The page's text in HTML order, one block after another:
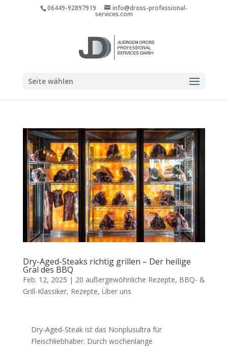
06449-92897919 info@dross-professional-
services.com
Seite wählen
Dry-Aged-Steaks richtig grillen – Der heilige
Gral des BBQ
Feb. 12, 2025 | 20 außergewöhnliche Rezepte, BBQ- &
Grill-Klassiker, Rezepte, Über uns
Dry-Aged-Steak ist das Nonplusultra für
Fleischliebhaber. Durch wochenlange